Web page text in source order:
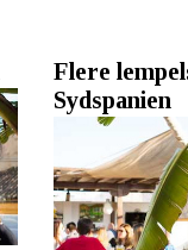
Flere
Sydspanien